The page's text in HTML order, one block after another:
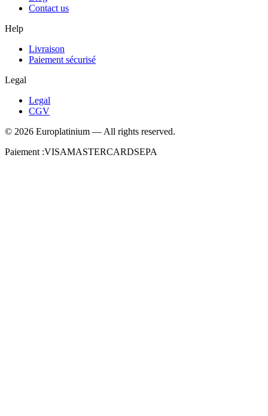
Contact us
Help
Livraison
Paiement sécurisé
Legal
Legal
CGV
© 2026 Europlatinium — All rights reserved.
Paiement :VISAMASTERCARDSEPA